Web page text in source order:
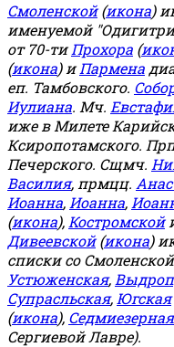
Смоленской(икона)
именуемой
от 70-тиПрохора (
(икона) иПармена
еп. Тамбовского.
Иулиана. Мч.
иже в Милете
Ксиропотамского.
Печерского. Сщмч.
Василия, прмцц.
Иоанна, Иоанна,
(икона), Костромской
Дивеевской(икона)
списки со
Устюженская,
Супрасльская, Югская
(икона), Седмиезерная
Сергиевой Лавре).